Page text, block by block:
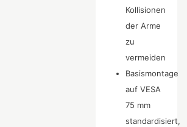
Kollisionen
der Arme
zu
vermeiden
Basismontage
auf VESA
75 mm
standardisiert,